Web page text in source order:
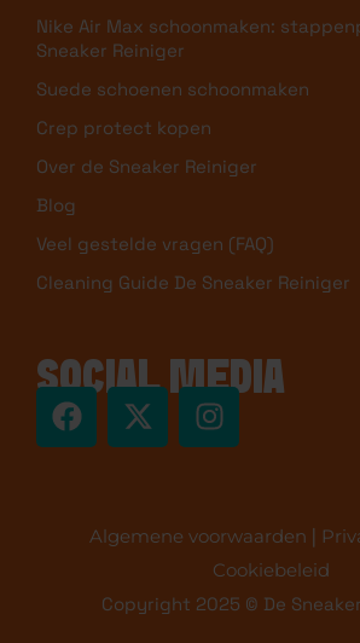
Nike Air Max schoonmaken:
Sneaker Reiniger
Suede schoenen schoonmaken
Crep protect kopen
Over de Sneaker Reiniger
Blog
Veel gestelde vragen (FAQ)
Cleaning Guide De Sneaker Reiniger
SOCIAL MEDIA
Algemene voorwaarden |
Cookiebeleid
Copyright 2025 © De